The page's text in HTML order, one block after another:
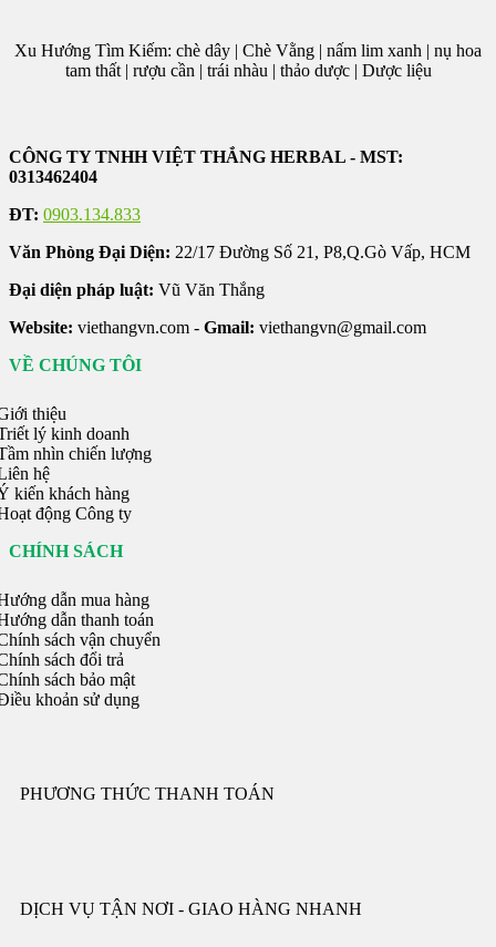
Xu Hướng Tìm Kiếm: chè dây | Chè Vằng | nấm lim xanh | nụ hoa
tam thất | rượu cần | trái nhàu | thảo dược | Dược liệu
CÔNG TY TNHH VIỆT THẮNG HERBAL - MST:
0313462404
ĐT: 0903.134.833
Văn Phòng Đại Diện: 22/17 Đường Số 21, P8,Q.Gò Vấp, HCM
Đại diện pháp luật: Vũ Văn Thắng
Website: viethangvn.com - Gmail: viethangvn@gmail.com
VỀ CHÚNG TÔI
thiệu
lý kinh doanh
nhìn chiến lượng
hệ
kiến khách hàng
động Công ty
CHÍNH SÁCH
dẫn mua hàng
dẫn thanh toán
sách vận chuyển
sách đổi trả
sách bảo mật
khoản sử dụng
PHƯƠNG THỨC THANH TOÁN
DỊCH VỤ TẬN NƠI - GIAO HÀNG NHANH